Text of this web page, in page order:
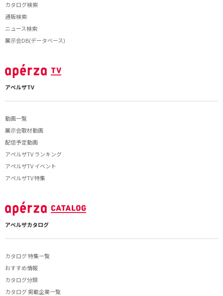
カタログ検索
通販検索
ニュース検索
展示会DB(データベース)
アペルザTV
動画一覧
展示会取材動画
配信予定動画
アペルザTV ランキング
アペルザTV イベント
アペルザTV 特集
アペルザカタログ
カタログ 特集一覧
おすすめ情報
カタログ分類
カタログ 掲載企業一覧